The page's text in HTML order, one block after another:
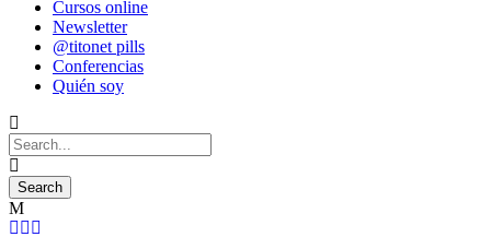
Cursos online
Newsletter
@titonet pills
Conferencias
Quién soy